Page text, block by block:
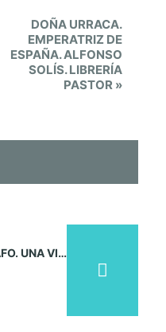
DOÑA URRACA.
EMPERATRIZ DE
ESPAÑA. ALFONSO
SOLÍS. LIBRERÍA
PASTOR »
CARLOS SAURA, FOTÓGRAFO. UNA VIDA TRAS LA CÁMARA. EL PALACÍN